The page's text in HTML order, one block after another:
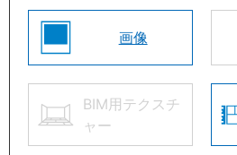
画像
BIM用テクスチ
ャー